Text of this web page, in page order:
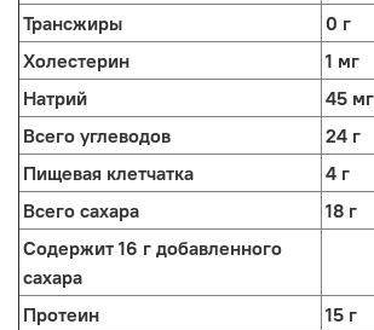
Трансжиры
0 г
Холестерин
1 мг
Натрий
45 мг
Всего углеводов
24 г
Пищевая клетчатка
4 г
Всего сахара
18 г
Содержит 16 г добавленного
сахара
Протеин 15 г